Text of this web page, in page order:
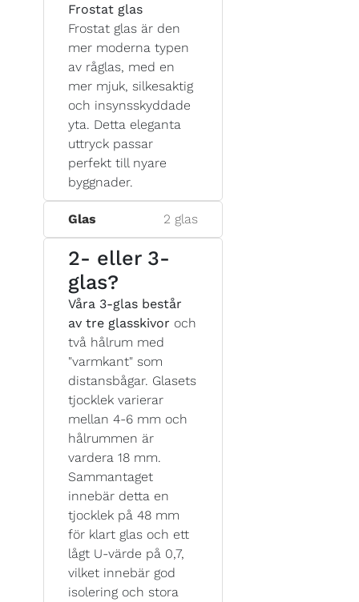
Frostat glas
Frostat glas är den
mer moderna typen
av råglas, med en
mer mjuk, silkesaktig
och insynsskyddade
yta. Detta eleganta
uttryck passar
perfekt till nyare
byggnader.
Glas 2 glas
2- eller 3-
glas?
Våra 3-glas består
av tre glasskivor och
två hålrum med
"varmkant" som
distansbågar. Glasets
tjocklek varierar
mellan 4-6 mm och
hålrummen är
vardera 18 mm.
Sammantaget
innebär detta en
tjocklek på 48 mm
för klart glas och ett
lågt U-värde på 0,7,
vilket innebär god
isolering och stora